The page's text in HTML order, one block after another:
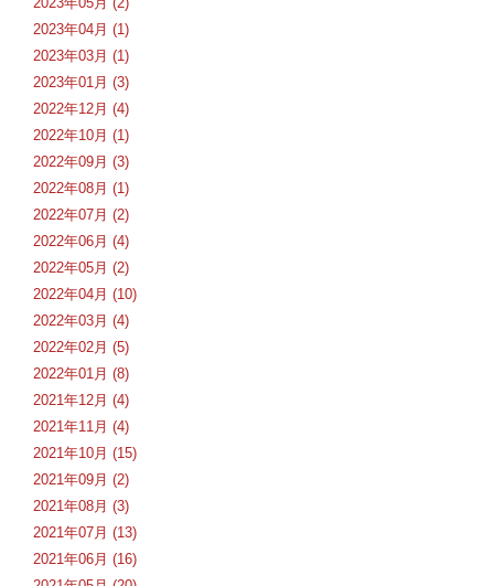
2023年04月 (1)
2023年03月 (1)
2023年01月 (3)
2022年12月 (4)
2022年10月 (1)
2022年09月 (3)
2022年08月 (1)
2022年07月 (2)
2022年06月 (4)
2022年05月 (2)
2022年04月 (10)
2022年03月 (4)
2022年02月 (5)
2022年01月 (8)
2021年12月 (4)
2021年11月 (4)
2021年10月 (15)
2021年09月 (2)
2021年08月 (3)
2021年07月 (13)
2021年06月 (16)